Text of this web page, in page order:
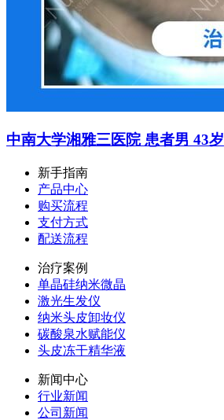
中南大学湘雅三医院 患者男 43岁
新手指南
产品中心
购买流程
支付方式
配送流程
治疗案例
单晶硅纳米微晶
激光生发仪
纳米头皮卸妆仪
碳酸泉水赋能仪
头皮冻干精华液
新闻中心
行业新闻
公司新闻